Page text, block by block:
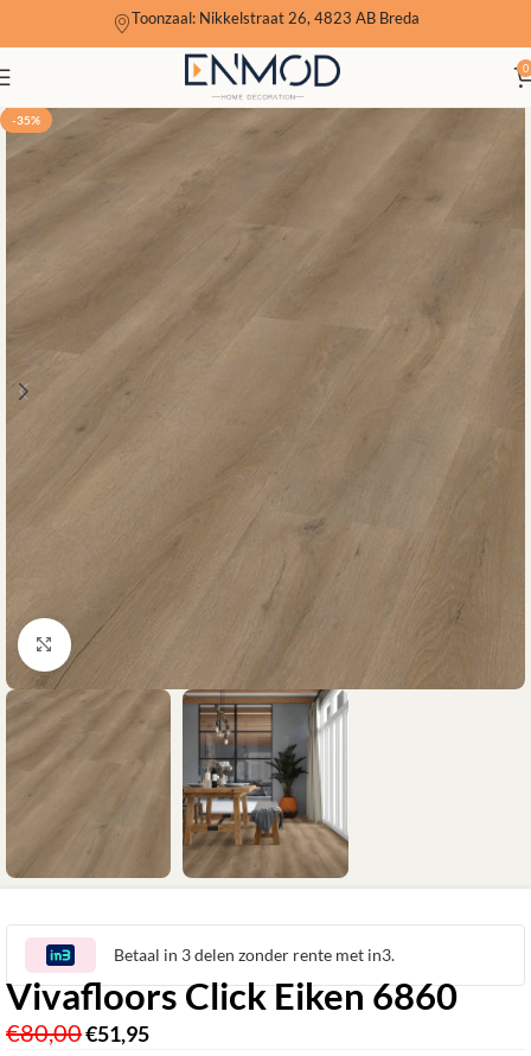
Toonzaal: Nikkelstraat 26, 4823 AB Breda
0
-35%
Klik om te vergroten
Betaal in 3 delen zonder rente met in3.
Vivafloors Click Eiken 6860
€80,00€51,95